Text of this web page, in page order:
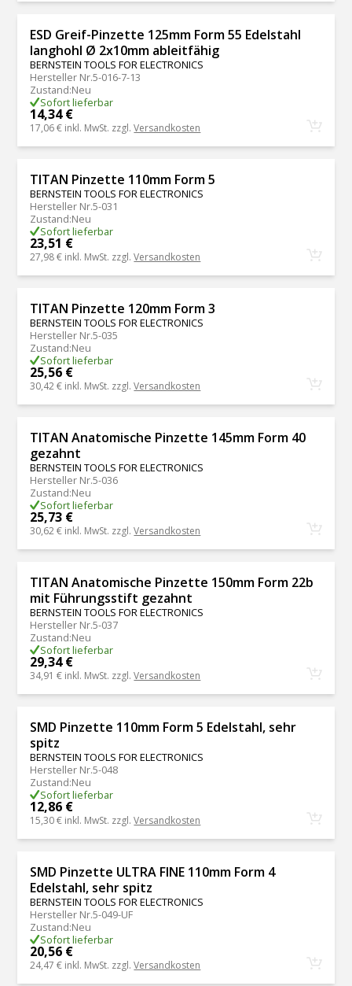
ESD Greif-Pinzette 125mm Form 55 Edelstahl
langhohl Ø 2x10mm ableitfähig
BERNSTEIN TOOLS FOR ELECTRONICS
Hersteller Nr.5-016-7-13
Zustand:Neu
Sofort lieferbar
14,34 €
17,06 € inkl. MwSt. zzgl.Versandkosten
TITAN Pinzette 110mm Form 5
BERNSTEIN TOOLS FOR ELECTRONICS
Hersteller Nr.5-031
Zustand:Neu
Sofort lieferbar
23,51 €
27,98 € inkl. MwSt. zzgl.Versandkosten
TITAN Pinzette 120mm Form 3
BERNSTEIN TOOLS FOR ELECTRONICS
Hersteller Nr.5-035
Zustand:Neu
Sofort lieferbar
25,56 €
30,42 € inkl. MwSt. zzgl.Versandkosten
TITAN Anatomische Pinzette 145mm Form 40
gezahnt
BERNSTEIN TOOLS FOR ELECTRONICS
Hersteller Nr.5-036
Zustand:Neu
Sofort lieferbar
25,73 €
30,62 € inkl. MwSt. zzgl.Versandkosten
TITAN Anatomische Pinzette 150mm Form 22b
mit Führungsstift gezahnt
BERNSTEIN TOOLS FOR ELECTRONICS
Hersteller Nr.5-037
Zustand:Neu
Sofort lieferbar
29,34 €
34,91 € inkl. MwSt. zzgl.Versandkosten
SMD Pinzette 110mm Form 5 Edelstahl, sehr
spitz
BERNSTEIN TOOLS FOR ELECTRONICS
Hersteller Nr.5-048
Zustand:Neu
Sofort lieferbar
12,86 €
15,30 € inkl. MwSt. zzgl.Versandkosten
SMD Pinzette ULTRA FINE 110mm Form 4
Edelstahl, sehr spitz
BERNSTEIN TOOLS FOR ELECTRONICS
Hersteller Nr.5-049-UF
Zustand:Neu
Sofort lieferbar
20,56 €
24,47 € inkl. MwSt. zzgl.Versandkosten